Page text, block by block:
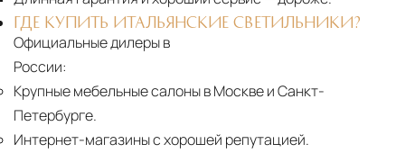
ГДЕ КУПИТЬ ИТАЛЬЯНСКИЕ СВЕТИЛЬНИКИ?
Официальные дилеры в
России:
Крупные мебельные салоны в Москве и Санкт-
Петербурге.
Интернет-магазины с хорошей репутацией.